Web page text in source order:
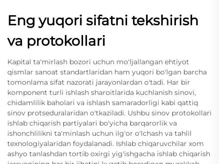
Eng yuqori sifatni tekshirish
va protokollari
Kapital ta'mirlash bozori uchun mo'ljallangan ehtiyot
qismlar sanoat standartlaridan ham yuqori bo'lgan barcha
tomonlama sifat nazorati jarayonlardan o'tadi. Har bir
komponent turli ishlash sharoitlarida kuchlanish sinovi,
chidamlilik baholari va ishlash samaradorligi kabi qattiq
sinov protseduralaridan o'tkaziladi. Ushbu sinov protokollari
ishlab chiqarish partiyalari bo'yicha barqarorlik va
ishonchlilikni ta'minlash uchun ilg'or o'lchash va tahlil
texnologiyalaridan foydalanadi. Ishlab chiqaruvchilar xom
ashyo tanlashdan tortib oxirgi yig'ishgacha ishlab chiqarish